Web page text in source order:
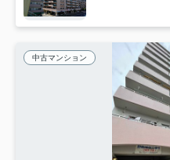
中古マンション